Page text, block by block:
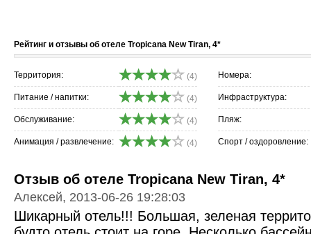
Рейтинг и отзывы об отеле Tropicana New Tiran, 4*
Территория: (4) Номера:
Питание / напитки: (4) Инфраструктура:
Обслуживание: (4) Пляж:
Анимация / развлечение: (4) Спорт / оздоровление:
Отзыв об отеле Tropicana New Tiran, 4*
Алексей, 2013-06-26 19:28:03
Шикарный отель!!! Большая, зеленая